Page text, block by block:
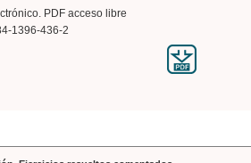
PDF acceso libre
1396-436-2